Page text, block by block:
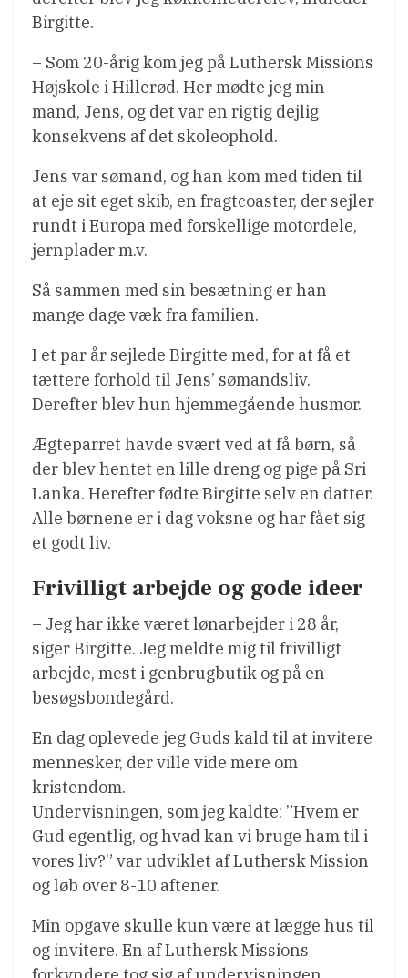
Birgitte.
– Som 20-årig kom jeg på Luthersk Missions
Højskole i Hillerød. Her mødte jeg min
mand, Jens, og det var en rigtig dejlig
konsekvens af det skoleophold.
Jens var sømand, og han kom med tiden til
at eje sit eget skib, en fragtcoaster, der sejler
rundt i Europa med forskellige motordele,
jernplader m.v.
Så sammen med sin besætning er han
mange dage væk fra familien.
I et par år sejlede Birgitte med, for at få et
tættere forhold til Jens’ sømandsliv.
Derefter blev hun hjemmegående husmor.
Ægteparret havde svært ved at få børn, så
der blev hentet en lille dreng og pige på Sri
Lanka. Herefter fødte Birgitte selv en datter.
Alle børnene er i dag voksne og har fået sig
et godt liv.
Frivilligt arbejde og gode ideer
– Jeg har ikke været lønarbejder i 28 år,
siger Birgitte. Jeg meldte mig til frivilligt
arbejde, mest i genbrugbutik og på en
besøgsbondegård.
En dag oplevede jeg Guds kald til at invitere
mennesker, der ville vide mere om
kristendom.
Undervisningen, som jeg kaldte: ”Hvem er
Gud egentlig, og hvad kan vi bruge ham til i
vores liv?” var udviklet af Luthersk Mission
og løb over 8-10 aftener.
Min opgave skulle kun være at lægge hus til
og invitere. En af Luthersk Missions